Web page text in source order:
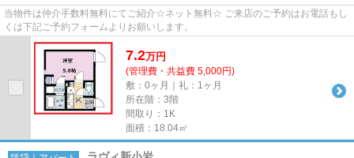
当物件は仲介手数料無料にてご紹介☆ネット無料☆ ご来店のご予約はお電話もし
くは下記ご予約フォームよりお願いします。
7.2万円
(管理費・共益費 5,000円)
敷：0ヶ月｜礼：1ヶ月
所在階：3階
間取り：1K
面積：18.04㎡